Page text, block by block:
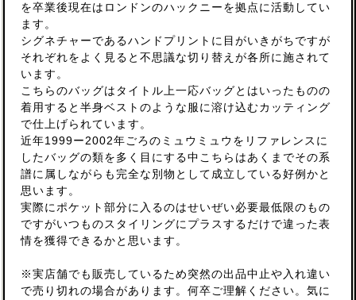
を卒業後現在はロンドンのハックニーを拠点に活動してい
ます。
シグネチャーであるハンドプリントに目がいきがちですが
それぞれをよく見ると不思議な切り替えが各所に施されて
います。
こちらのバッグはタイトル上一応バッグとはいったものの
着用すると半身ベストのような服に溶け込むカッティング
で仕上げられています。
近年1999ー2002年ごろのミュウミュウをリファレンスに
したバッグの類を多く目にする中こちらはあくまでその系
譜に属しながらも完全な別物として成立している好例かと
思います。
実際にポケット部分に入るのはせいぜい必要最低限のもの
ですがいつものスタイリングにプラスするだけで違った表
情を獲得できるかと思います。
※実店舗でも販売しているため突然の出品中止や入れ違い
で売り切れの場合があります。何卒ご理解ください。気に